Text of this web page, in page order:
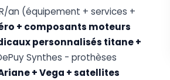
an (équipement + services +
+ composants moteurs
personnalisés titane +
Synthes - prothèses
+ Vega + satellites